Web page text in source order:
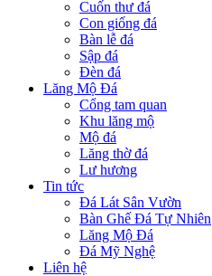
Cuốn thư đá
Con giống đá
Bàn lễ đá
Sập đá
Đèn đá
Lăng Mộ Đá
Cổng tam quan
Khu lăng mộ
Mộ đá
Lăng thờ đá
Lư hương
Tin tức
Đá Lát Sân Vườn
Bàn Ghế Đá Tự Nhiên
Lăng Mộ Đá
Đá Mỹ Nghệ
Liên hệ